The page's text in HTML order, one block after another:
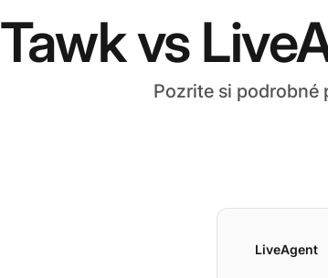
Tawk vs
Pozrite si podrobné
LiveAgent